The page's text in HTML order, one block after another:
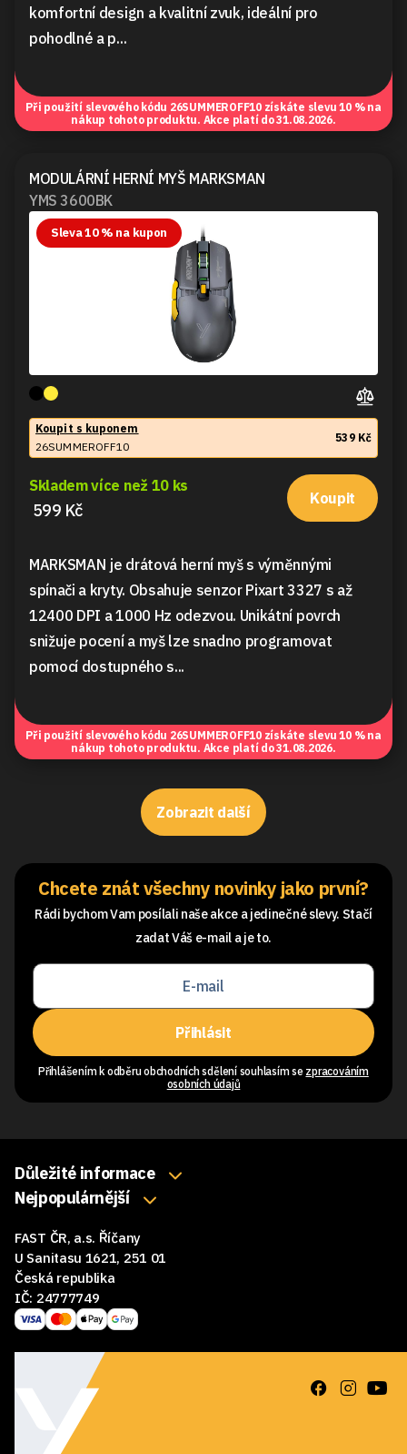
komfortní design a kvalitní zvuk, ideální pro
pohodlné a p...
Při použití slevového kódu 26SUMMEROFF10 získáte slevu 10 % na
nákup tohoto produktu. Akce platí do 31.08.2026.
MODULÁRNÍ HERNÍ MYŠ MARKSMAN
YMS 3600BK
Sleva 10 % na kupon
Koupit s kuponem
26SUMMEROFF10
539 Kč
Skladem více než 10 ks
599 Kč
Koupit
MARKSMAN je drátová herní myš s výměnnými
spínači a kryty. Obsahuje senzor Pixart 3327 s až
12400 DPI a 1000 Hz odezvou. Unikátní povrch
snižuje pocení a myš lze snadno programovat
pomocí dostupného s...
Při použití slevového kódu 26SUMMEROFF10 získáte slevu 10 % na
nákup tohoto produktu. Akce platí do 31.08.2026.
Zobrazit další
Chcete znát všechny novinky jako první?
Rádi bychom Vam posílali naše akce a jedinečné slevy. Stačí
zadat Váš e-mail a je to.
Přihlásit
Přihlášením k odběru obchodních sdělení souhlasím se zpracováním
osobních údajů
Důležité informace
O nás
Obchodní podmínky
Reklamace a vrácení zboží
GDPR
Nejpopulárnější
Myši
Sluchátka
Reproduktory
Podložky pod myš
FAST ČR, a.s. Říčany
U Sanitasu 1621, 251 01
Česká republika
IČ: 24777749